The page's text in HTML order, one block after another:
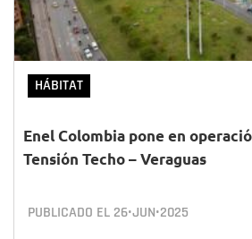
HÁBITAT
Enel Colombia pone en
Tensión Techo – Veraguas
PUBLICADO EL 26•JUN•2025